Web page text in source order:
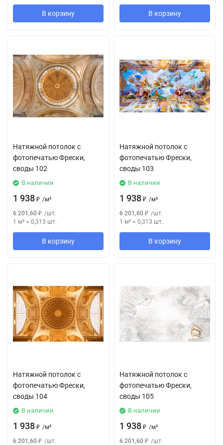
В корзину В корзину
Натяжной потолок с
фотопечатью Фрески,
своды 102
В наличии
1 938 ₽ /м²
6 201,60 ₽ /шт.
1 м² = 0,313 шт.
В корзину
Натяжной потолок с
фотопечатью Фрески,
своды 103
В наличии
1 938 ₽ /м²
6 201,60 ₽ /шт.
1 м² = 0,313 шт.
В корзину
Натяжной потолок с
фотопечатью Фрески,
своды 104
В наличии
1 938 ₽ /м²
6 201,60 ₽ /шт.
Натяжной потолок с
фотопечатью Фрески,
своды 105
В наличии
1 938 ₽ /м²
6 201,60 ₽ /шт.